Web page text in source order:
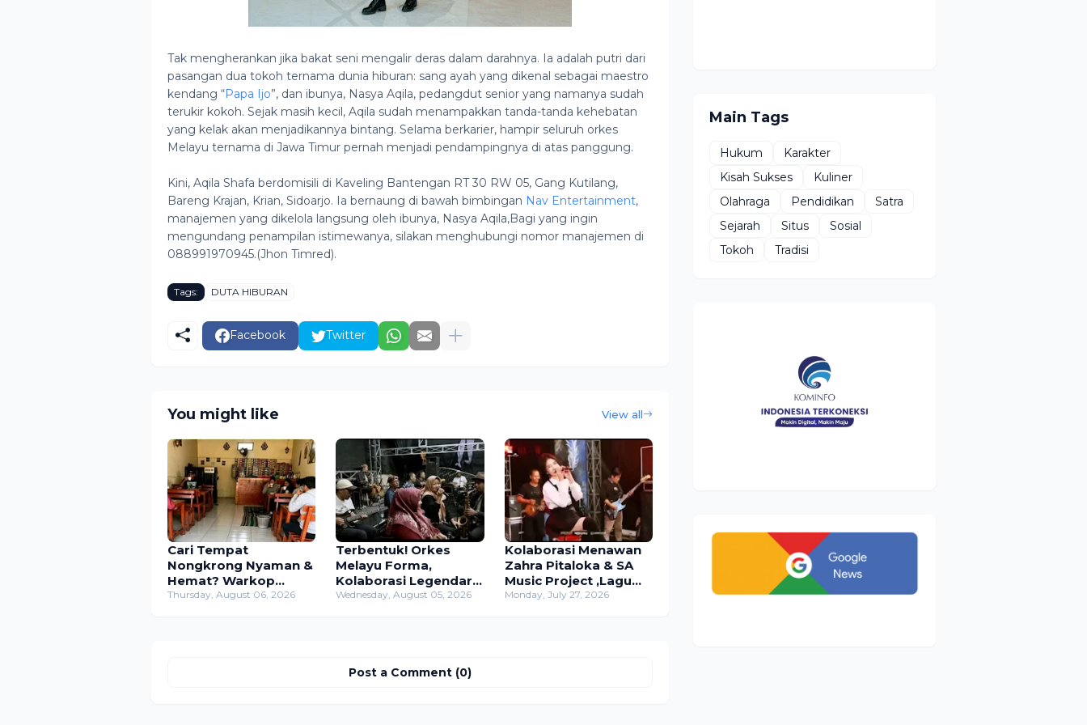
Tak mengherankan jika bakat seni mengalir deras dalam darahnya. Ia adalah putri dari
pasangan dua tokoh ternama dunia hiburan: sang ayah yang dikenal sebagai maestro
kendang “Papa Ijo”, dan ibunya, Nasya Aqila, pedangdut senior yang namanya sudah
terukir kokoh. Sejak masih kecil, Aqila sudah menampakkan tanda-tanda kehebatan
yang kelak akan menjadikannya bintang. Selama berkarier, hampir seluruh orkes
Melayu ternama di Jawa Timur pernah menjadi pendampingnya di atas panggung.
Kini, Aqila Shafa berdomisili di Kaveling Bantengan RT 30 RW 05, Gang Kutilang,
Bareng Krajan, Krian, Sidoarjo. Ia bernaung di bawah bimbingan Nav Entertainment,
manajemen yang dikelola langsung oleh ibunya, Nasya Aqila,Bagi yang ingin
mengundang penampilan istimewanya, silakan menghubungi nomor manajemen di
088991970945.(Jhon Timred).
Tags: DUTA HIBURAN
Facebook Twitter
You might like View all
Cari Tempat
Nongkrong Nyaman &
Hemat? Warkop
Mama di Pasar Sasap
Thursday, August 06, 2026
Terbentuk! Orkes
Melayu Forma,
Kolaborasi Legendaris
Musisi Veteran Jawa
Wednesday, August 05, 2026
Kolaborasi Menawan
Zahra Pitaloka & SA
Music Project ,Lagu
"Aduhai"Tembus
Monday, July 27, 2026
Post a Comment (0)
Main Tags
Hukum
Karakter
Kisah Sukses
Kuliner
Olahraga
Pendidikan
Satra
Sejarah
Situs
Sosial
Tokoh
Tradisi